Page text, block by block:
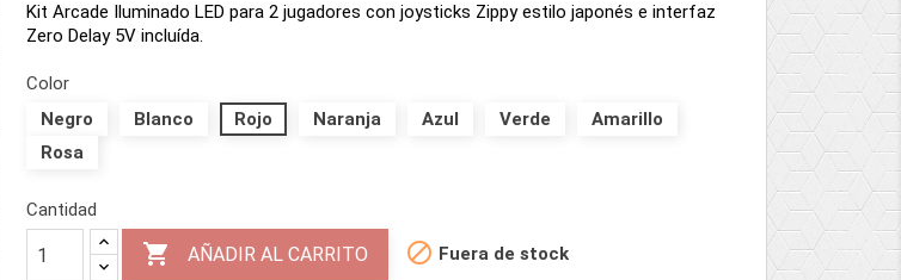
Kit Arcade Iluminado LED para 2 jugadores con joysticks Zippy estilo japonés e interfaz
Zero Delay 5V incluída.
Color
Negro
Blanco Rojo Naranja Azul Verde
Amarillo
Rosa
Cantidad
 AÑADIR AL CARRITO  Fuera de stock